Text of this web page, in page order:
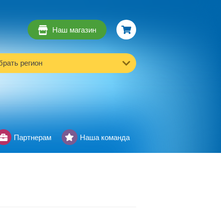
Наш магазин
регион
Партнерам Наша команда